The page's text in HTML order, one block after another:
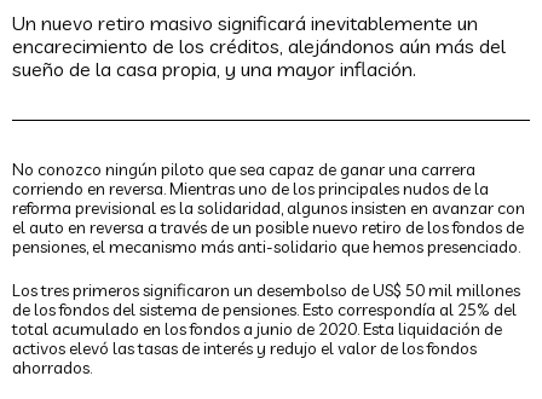
Un nuevo retiro masivo significará inevitablemente un
encarecimiento de los créditos, alejándonos aún más del
sueño de la casa propia, y una mayor inflación.
No conozco ningún piloto que sea capaz de ganar una carrera
corriendo en reversa. Mientras uno de los principales nudos de la
reforma previsional es la solidaridad, algunos insisten en avanzar con
el auto en reversa a través de un posible nuevo retiro de los fondos de
pensiones, el mecanismo más anti-solidario que hemos presenciado.
Los tres primeros significaron un desembolso de US$ 50 mil millones
de los fondos del sistema de pensiones. Esto correspondía al 25% del
total acumulado en los fondos a junio de 2020. Esta liquidación de
activos elevó las tasas de interés y redujo el valor de los fondos
ahorrados.